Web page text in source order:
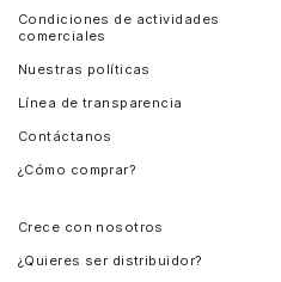
Condiciones de actividades
comerciales
Nuestras políticas
Línea de transparencia
Contáctanos
¿Cómo comprar?
Crece con nosotros
¿Quieres ser distribuidor?